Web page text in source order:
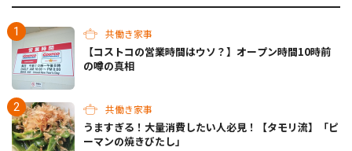
共働き家事
【コストコの営業時間はウソ？】オープン時間10時前
の噂の真相
共働き家事
うますぎる！大量消費したい人必見！【タモリ流】「ピ
ーマンの焼きびたし」